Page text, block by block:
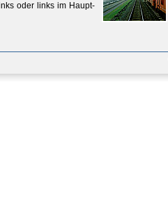
oder links im Haupt-